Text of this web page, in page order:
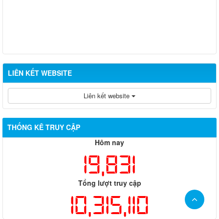
LIÊN KẾT WEBSITE
Liên kết website
THỐNG KÊ TRUY CẬP
Hôm nay
19,831
Tổng lượt truy cập
10,315,110